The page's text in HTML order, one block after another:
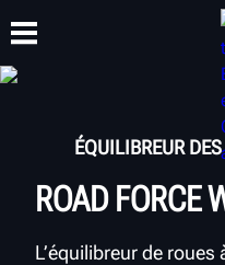
PRODUITS ASSISTANCE
ÉQUILIBREUR
ROAD FORCE
L’équilibreur de